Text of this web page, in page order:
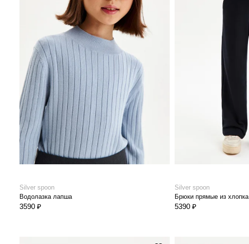
Silver spoon
Водолазка лапша
3590 ₽
Silver spoon
Брюки прямые из хлопка
5390 ₽